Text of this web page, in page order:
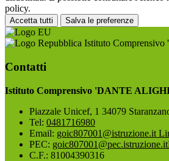
policy.
Accetta tutti Salva le preferenze
Istituto
Contatti
Istituto Comprensivo 'DANTE
Piazzale Unicef, 1 34079
Tel: 0481716980
Email: goic807001@istruzione.it
PEC: goic807001@pec.istruzione.it
C.F.: 81004390316